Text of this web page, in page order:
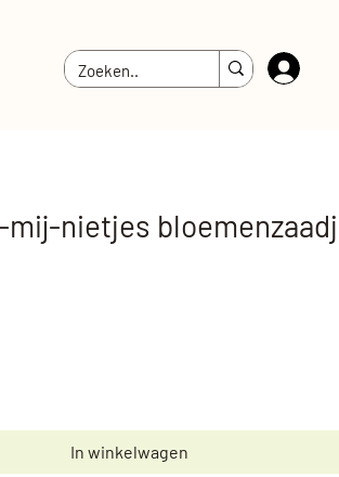
Inloggen
mij-nietjes
In winkelwagen